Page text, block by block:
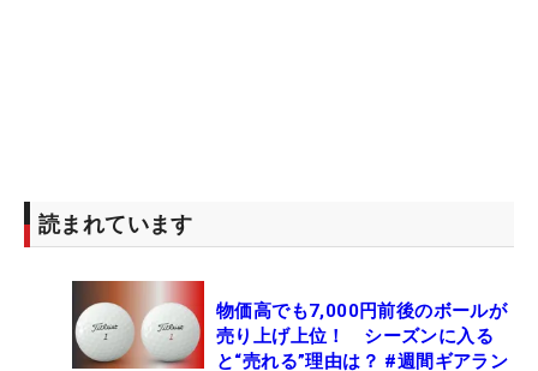
読まれています
物価高でも7,000円前後のボールが
売り上げ上位！ シーズンに入る
と“売れる”理由は？ #週間ギアラン